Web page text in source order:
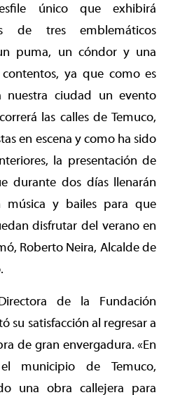
único que exhibirá
de tres emblemáticos
puma, un cóndor y una
contentos, ya que como es
nuestra ciudad un evento
las calles de Temuco,
en escena y como ha sido
la presentación de
durante dos días llenarán
música y bailes para que
disfrutar del verano en
Roberto Neira, Alcalde de
de la Fundación
su satisfacción al regresar a
de gran envergadura. «En
municipio de Temuco,
una obra callejera para